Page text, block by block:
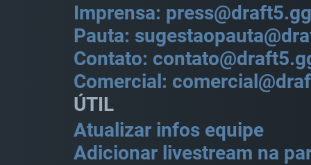
Imprensa: press@draft5.gg
Pauta:
Contato:
Comercial:
ÚTIL
Atualizar infos equipe
Adicionar livestream na